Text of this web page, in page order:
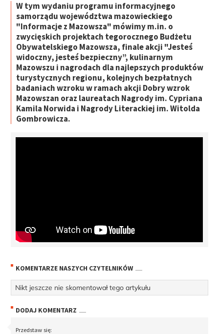
W tym wydaniu programu informacyjnego
samorządu województwa mazowieckiego
"Informacje z Mazowsza" mówimy m.in. o
zwycięskich projektach tegorocznego Budżetu
Obywatelskiego Mazowsza, finale akcji "Jesteś
widoczny, jesteś bezpieczny”, kulinarnym
Mazowszu i nagrodach dla najlepszych produktów
turystycznych regionu, kolejnych bezpłatnych
badaniach wzroku w ramach akcji Dobry wzrok
Mazowszan oraz laureatach Nagrody im. Cypriana
Kamila Norwida i Nagrody Literackiej im. Witolda
Gombrowicza.
KOMENTARZE NASZYCH CZYTELNIKÓW
Nikt jeszcze nie skomentował tego artykułu
DODAJ KOMENTARZ
Przedstaw się: